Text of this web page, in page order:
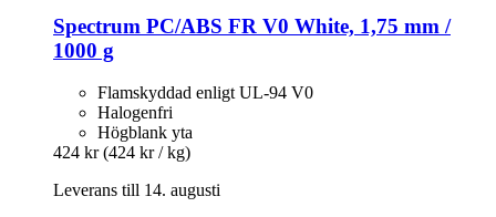
Spectrum PC/ABS FR V0 White, 1,75 mm /
1000 g
Flamskyddad enligt UL-94 V0
Halogenfri
Högblank yta
424 kr (424 kr / kg)
Leverans till 14. augusti